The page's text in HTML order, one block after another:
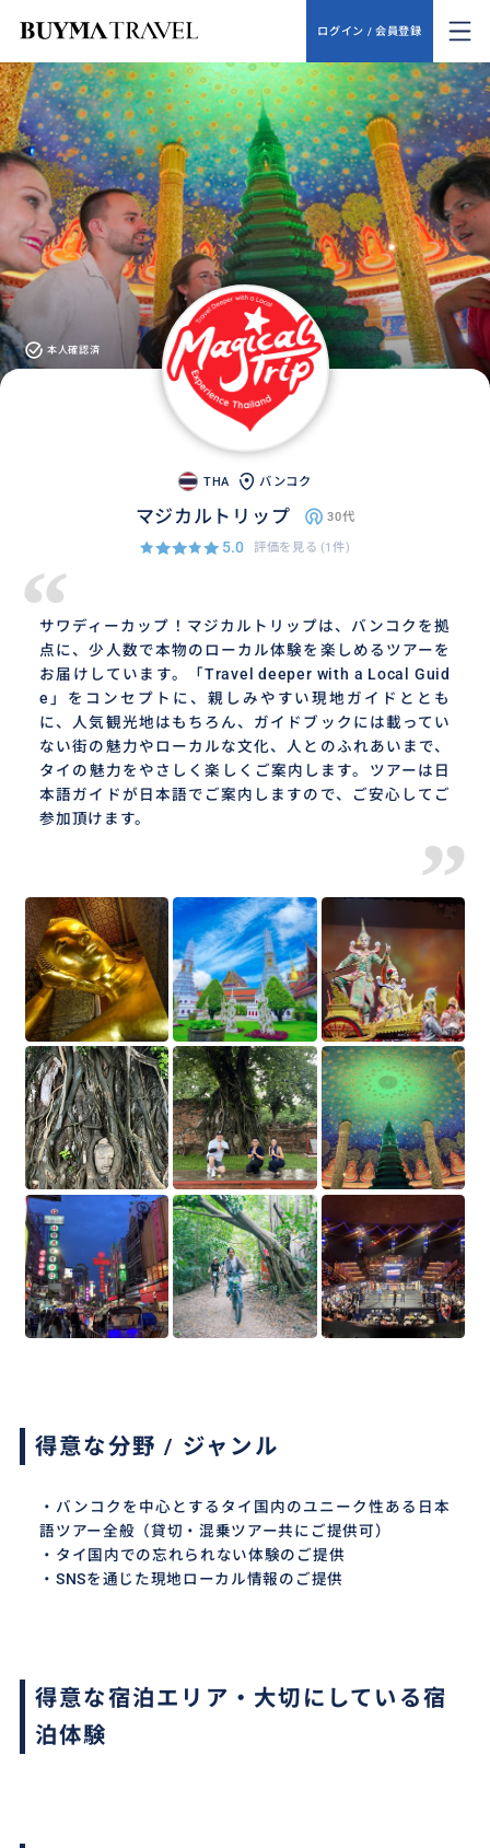
ログイン / 会員登録
本人確認済
THA バンコク
マジカルトリップ 30代
5.0 評価を見る (1件)
“
サワディーカップ！マジカルトリップは、バンコクを拠
点に、少人数で本物のローカル体験を楽しめるツアーを
お届けしています。「Travel deeper with a Local Guid
e」をコンセプトに、親しみやすい現地ガイドととも
に、人気観光地はもちろん、ガイドブックには載ってい
ない街の魅力やローカルな文化、人とのふれあいまで、
タイの魅力をやさしく楽しくご案内します。ツアーは日
本語ガイドが日本語でご案内しますので、ご安心してご
参加頂けます。
”
得意な分野 / ジャンル
・バンコクを中心とするタイ国内のユニーク性ある日本
語ツアー全般（貸切・混乗ツアー共にご提供可）
・タイ国内での忘れられない体験のご提供
・SNSを通じた現地ローカル情報のご提供
得意な宿泊エリア・大切にしている宿
泊体験